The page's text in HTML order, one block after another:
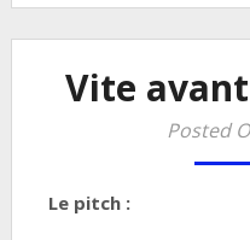
Vite
Posted
Le pitch :